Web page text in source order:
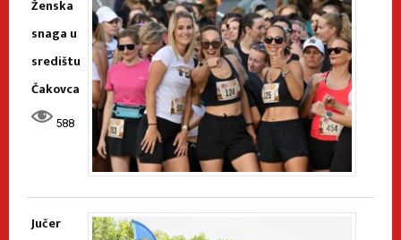
Ženska
snaga u
središtu
Čakovca
588
Jučer